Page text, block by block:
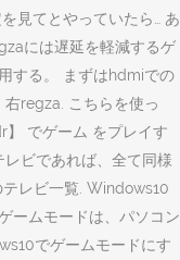
見てとやっていたら… あ
には遅延を軽減するゲ
する。 まずはhdmiでの
regza. こちらを使っ
でゲーム をプレイす
ビであれば、全て同様
レビ一覧. Windows10
ームモードは、パソコン
でゲームモードにす